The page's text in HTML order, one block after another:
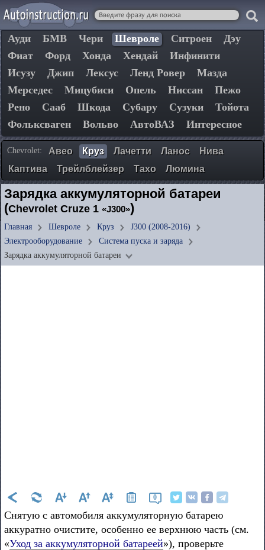
Ауди БМВ Чери Шевроле Ситроен
Дэу
Фиат
Форд Хонда Хендай
Инфинити
Исузу
Джип Лексус Ленд Ровер
Мазда
Мерседес
Мицубиси Опель Ниссан
Пежо
Рено
Сааб Шкода Субару Сузуки
Тойота
Фольксваген
Вольво АвтоВАЗ Интересное
Chevrolet: Авео Круз Лачетти Ланос
Нива
Каптива
Трейлблейзер Тахо Люмина
Зарядка аккумуляторной батареи
(Chevrolet Cruze 1 «J300»)
Главная Шевроле Круз
J300 (2008-2016)
Электрооборудование
Система пуска и заряда
Зарядка аккумуляторной батареи
0
Снятую с автомобиля аккумуляторную батарею
аккуратно очистите, особенно ее верхнюю часть (см.
«Уход за аккумуляторной батареей»), проверьте